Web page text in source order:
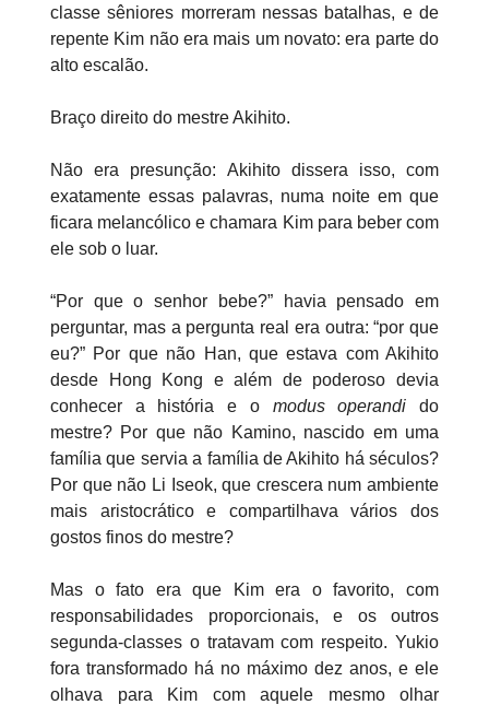
classe sêniores morreram nessas batalhas, e de
repente Kim não era mais um novato: era parte do
alto escalão.
Braço direito do mestre Akihito.
Não era presunção: Akihito dissera isso, com
exatamente essas palavras, numa noite em que
ficara melancólico e chamara Kim para beber com
ele sob o luar.
“Por que o senhor bebe?” havia pensado em
perguntar, mas a pergunta real era outra: “por que
eu?” Por que não Han, que estava com Akihito
desde Hong Kong e além de poderoso devia
conhecer a história e o modus operandi do
mestre? Por que não Kamino, nascido em uma
família que servia a família de Akihito há séculos?
Por que não Li Iseok, que crescera num ambiente
mais aristocrático e compartilhava vários dos
gostos finos do mestre?
Mas o fato era que Kim era o favorito, com
responsabilidades proporcionais, e os outros
segunda-classes o tratavam com respeito. Yukio
fora transformado há no máximo dez anos, e ele
olhava para Kim com aquele mesmo olhar